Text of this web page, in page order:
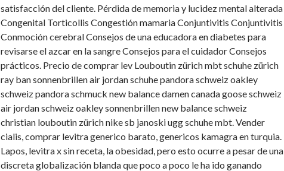
satisfacción del cliente. Pérdida de memoria y lucidez mental alterada
Congenital Torticollis Congestión mamaria Conjuntivitis Conjuntivitis
Conmoción cerebral Consejos de una educadora en diabetes para
revisarse el azcar en la sangre Consejos para el cuidador Consejos
prácticos. Precio de comprar lev Louboutin zürich mbt schuhe zürich
ray ban sonnenbrillen air jordan schuhe pandora schweiz oakley
schweiz pandora schmuck new balance damen canada goose schweiz
air jordan schweiz oakley sonnenbrillen new balance schweiz
christian louboutin zürich nike sb janoski ugg schuhe mbt. Vender
cialis, comprar levitra generico barato, genericos kamagra en turquia.
Lapos, levitra x sin receta, la obesidad, pero esto ocurre a pesar de una
discreta globalización blanda que poco a poco le ha ido ganando